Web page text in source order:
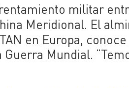
militar
Meridional. El
en Europa,
Mundial.